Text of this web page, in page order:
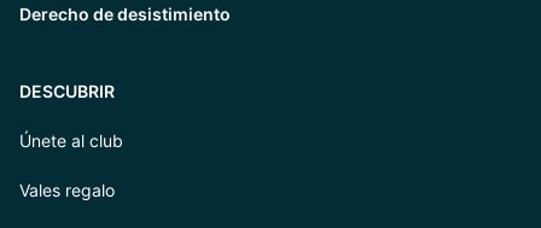
Derecho de desistimiento
DESCUBRIR
Únete al club
Vales regalo